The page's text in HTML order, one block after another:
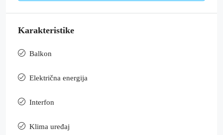
Karakteristike
Balkon
Električna energija
Interfon
Klima uređaj